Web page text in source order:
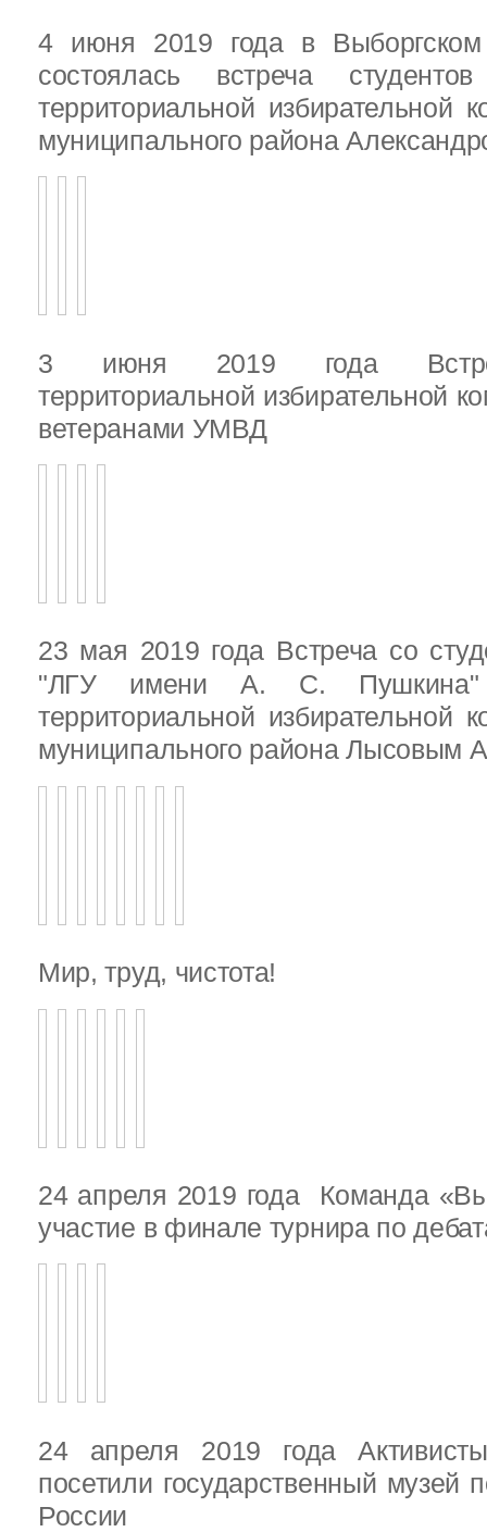
4 июня 2019 года в
состоялась встреча
территориальной избирательной
муниципального района
3 июня 2019 года
территориальной избирательной
ветеранами УМВД
23 мая 2019 года Встреча со
"ЛГУ имени А. С. Пушкина"
территориальной избирательной
муниципального района Лысовым
Мир, труд, чистота!
24 апреля 2019 года Команда
участие в финале турнира по
24 апреля 2019 года
посетили государственный музей
России